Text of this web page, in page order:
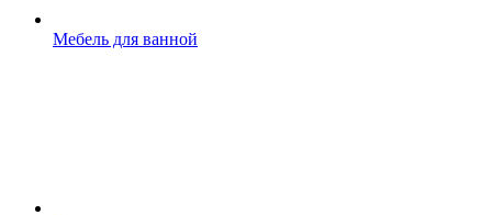
Мебель для ванной